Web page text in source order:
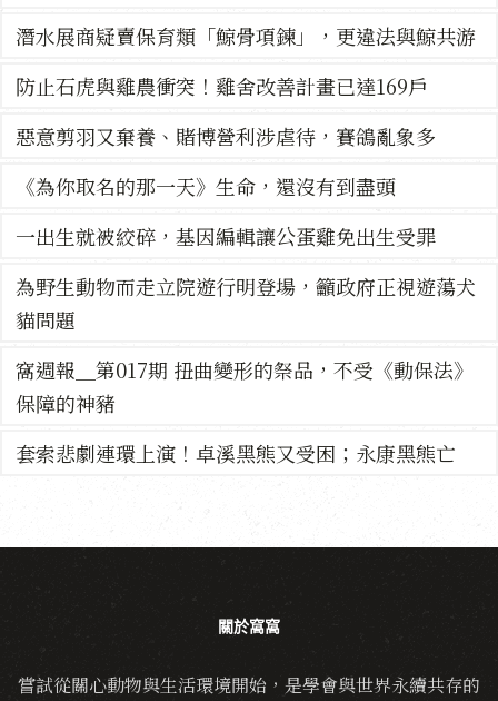
潛水展商疑賣保育類「鯨骨項鍊」，更違法與鯨共游
防止石虎與雞農衝突！雞舍改善計畫已達169戶
惡意剪羽又棄養、賭博營利涉虐待，賽鴿亂象多
《為你取名的那一天》生命，還沒有到盡頭
一出生就被絞碎，基因編輯讓公蛋雞免出生受罪
為野生動物而走立院遊行明登場，籲政府正視遊蕩犬
貓問題
窩週報＿第017期 扭曲變形的祭品，不受《動保法》
保障的神豬
套索悲劇連環上演！卓溪黑熊又受困；永康黑熊亡
關於窩窩
嘗試從關心動物與生活環境開始，是學會與世界永續共存的